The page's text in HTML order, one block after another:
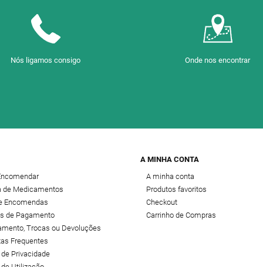
Nós ligamos consigo Onde nos encontrar
de Medicamentos
Encomendas
de Pagamento
Trocas ou Devoluções
Frequentes
Privacidade
A MINHA CONTA
A minha conta
Produtos favoritos
Checkout
Carrinho de Compras